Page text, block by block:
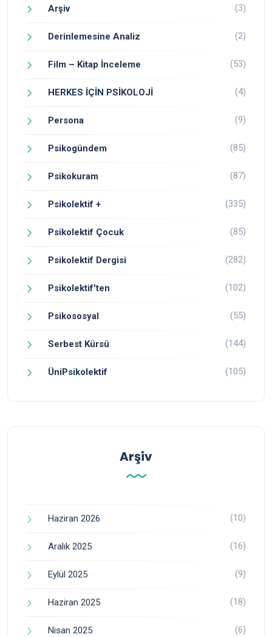
Arşiv (3)
Derinlemesine Analiz (2)
Film – Kitap İnceleme (53)
HERKES İÇİN PSİKOLOJİ (4)
Persona (9)
Psikogündem (85)
Psikokuram (87)
Psikolektif + (335)
Psikolektif Çocuk (85)
Psikolektif Dergisi (282)
Psikolektif'ten (102)
Psikososyal (55)
Serbest Kürsü (144)
ÜniPsikolektif (105)
Arşiv
Haziran 2026 (10)
Aralık 2025 (16)
Eylül 2025 (9)
Haziran 2025 (18)
Nisan 2025 (6)